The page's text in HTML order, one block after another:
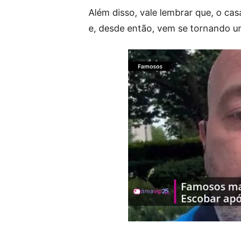
Além disso, vale lembrar que, o
e, desde então, vem se tornando